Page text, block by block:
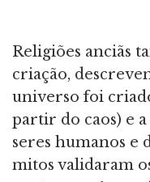
Religiões anciãs
criação,
universo foi
partir do caos) e
seres humanos e
mitos validaram